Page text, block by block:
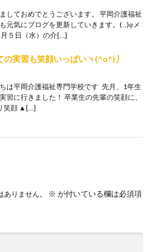
しておめでとうございます。 平岡介護福祉
元気にブログを更新していきます。( ..)φメ
５日（水）の介[…]
の実習も笑顔いっぱいヽ(^o^)丿
は平岡介護福祉専門学校です 先月、1年生
習に行きました！ 卒業生の先輩の笑顔に、
笑顔 ▲[…]
りません。 ※ が付いている欄は必須項